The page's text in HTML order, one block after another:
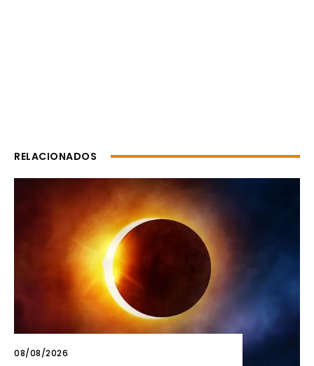
RELACIONADOS
08/08/2026